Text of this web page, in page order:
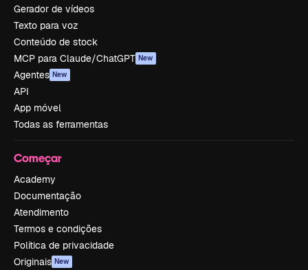
Gerador de vídeos
Texto para voz
Conteúdo de stock
MCP para Claude/ChatGPT New
Agentes New
API
App móvel
Todas as ferramentas
Começar
Academy
Documentação
Atendimento
Termos e condições
Política de privacidade
Originais New